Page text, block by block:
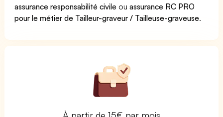
assurance responsabilité civile ouassurance RC PRO
pour le métier de Tailleur-graveur / Tailleuse-graveuse.